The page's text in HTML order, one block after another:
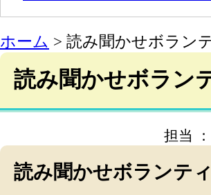
ホーム > 読み聞かせボラン
読み聞かせボラン
担当
読み聞かせボランテ